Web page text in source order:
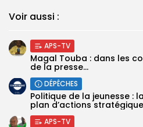
Voir aussi :
APS-TV
Magal Touba : dans les
de la presse...
DÉPÊCHES
Politique de la jeunesse :
plan d’actions
APS-TV